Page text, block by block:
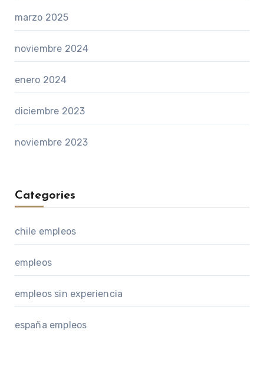
marzo 2025
noviembre 2024
enero 2024
diciembre 2023
noviembre 2023
Categories
chile empleos
empleos
empleos sin experiencia
españa empleos